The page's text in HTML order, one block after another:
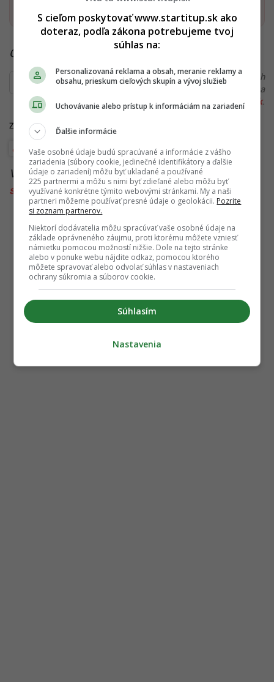
Startitup, odkaz sa otvorí v
Čítaj viac z kategórie: Zo Slovenska
Ďakujeme, že čítaš Startitup. V prípade, že máš postreh
alebo si našiel v článku chybu, napíš nám na
redakcia@startitup.sk.
Zdroje: TASR,archív SIU archív SIU
Financie a kryptomeny
Viac k téme:absolventky,eur,peniaze,príspevky
slovensko, stat,štátny,tehotne ,vláda
S cieľom poskytovať www.startitup.sk ako
doteraz, podľa zákona potrebujeme tvoj
súhlas na:
Personalizovaná reklama a obsah, meranie reklamy a
obsahu, prieskum cieľových skupín a vývoj služieb
Uchovávanie alebo prístup k informáciám na zariadení
Ďalšie informácie
Vaše osobné údaje budú spracúvané a informácie z vášho
zariadenia (súbory cookie, jedinečné identifikátory a ďalšie
údaje o zariadení) môžu byť ukladané a používané
225 partnermi a môžu s nimi byť zdieľané alebo môžu byť
využívané konkrétne týmito webovými stránkami. My a naši
partneri môžeme používať presné údaje o geolokácii. Pozrite
si zoznam partnerov.
Niektorí dodávatelia môžu spracúvať vaše osobné údaje na
základe oprávneného záujmu, proti ktorému môžete vzniesť
námietku pomocou možností nižšie. Dole na tejto stránke
alebo v ponuke webu nájdite odkaz, pomocou ktorého
môžete spravovať alebo odvolať súhlas v nastaveniach
ochrany súkromia a súborov cookie.
Súhlasím
Nastavenia